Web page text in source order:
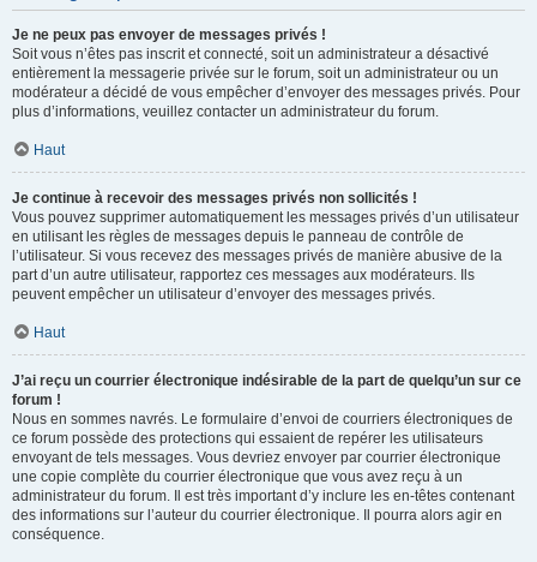
Je ne peux pas envoyer de messages privés !
Soit vous n’êtes pas inscrit et connecté, soit un administrateur a désactivé
entièrement la messagerie privée sur le forum, soit un administrateur ou un
modérateur a décidé de vous empêcher d’envoyer des messages privés. Pour
plus d’informations, veuillez contacter un administrateur du forum.
Haut
Je continue à recevoir des messages privés non sollicités !
Vous pouvez supprimer automatiquement les messages privés d’un utilisateur
en utilisant les règles de messages depuis le panneau de contrôle de
l’utilisateur. Si vous recevez des messages privés de manière abusive de la
part d’un autre utilisateur, rapportez ces messages aux modérateurs. Ils
peuvent empêcher un utilisateur d’envoyer des messages privés.
Haut
J’ai reçu un courrier électronique indésirable de la part de quelqu’un sur ce
forum !
Nous en sommes navrés. Le formulaire d’envoi de courriers électroniques de
ce forum possède des protections qui essaient de repérer les utilisateurs
envoyant de tels messages. Vous devriez envoyer par courrier électronique
une copie complète du courrier électronique que vous avez reçu à un
administrateur du forum. Il est très important d’y inclure les en-têtes contenant
des informations sur l’auteur du courrier électronique. Il pourra alors agir en
conséquence.